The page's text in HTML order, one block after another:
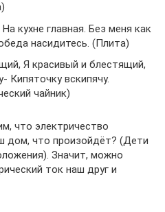
кухне главная. Без меня как
насидитесь. (Плита)
Я красивый и блестящий,
Кипяточку вскипячу.
чайник)
что электричество
дом, что произойдёт? (Дети
Значит, можно
ток наш друг и